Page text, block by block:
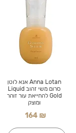
Anna Lotan אנא לוטן
סרום משי זהוב Liquid
Gold להחייאת עור זוהר
ומוצק
164 ₪